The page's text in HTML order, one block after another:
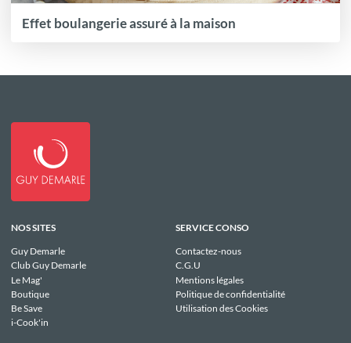
Effet boulangerie assuré à la maison
NOS SITES
Guy Demarle
Club Guy Demarle
Le Mag'
Boutique
Be Save
i-Cook'in
SERVICE CONSO
Contactez-nous
C.G.U
Mentions légales
Politique de confidentialité
Utilisation des Cookies